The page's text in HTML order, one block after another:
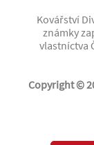
Kovářství
známky
vlastníctva
Copyright ©